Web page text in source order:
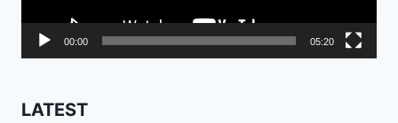
00:00 05:20
LATEST